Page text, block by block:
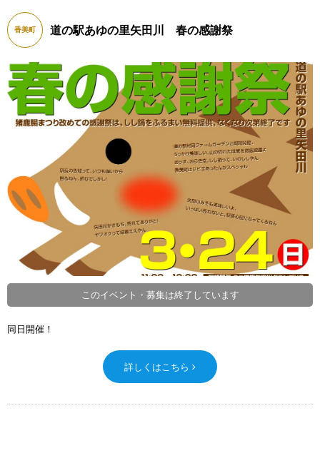
香美町 道の駅あゆの里矢田川 春の感謝祭
このイベント・募集は終了しています
同日開催！
詳しくはこちら